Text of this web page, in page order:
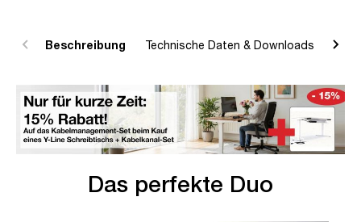
Beschreibung Technische Daten & Downloads
Das perfekte Duo